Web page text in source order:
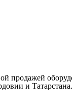
продажей
и Татарстана.